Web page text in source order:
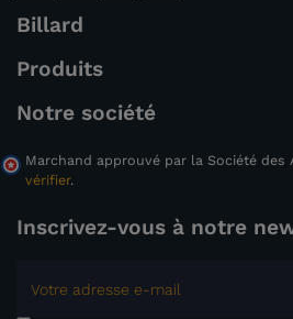
Billard
Produits
Notre société
Marchand approuvé par la Société des
vérifier.
Inscrivez-vous à notre